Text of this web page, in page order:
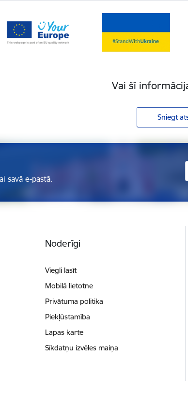
Vai šī
Sniegt
savā e-pastā.
Noderīgi
Viegli lasīt
Mobilā lietotne
Privātuma politika
Piekļūstamība
Lapas karte
Sīkdatņu izvēles maiņa